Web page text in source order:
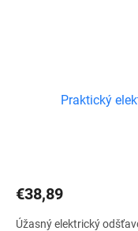
Praktický
€38,89
Úžasný elektrický